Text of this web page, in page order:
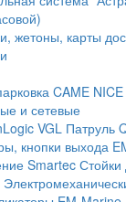
жетоны, карты
CAME NICE
и сетевые
VGL Патруль
кнопки выхода
Smartec Стойки